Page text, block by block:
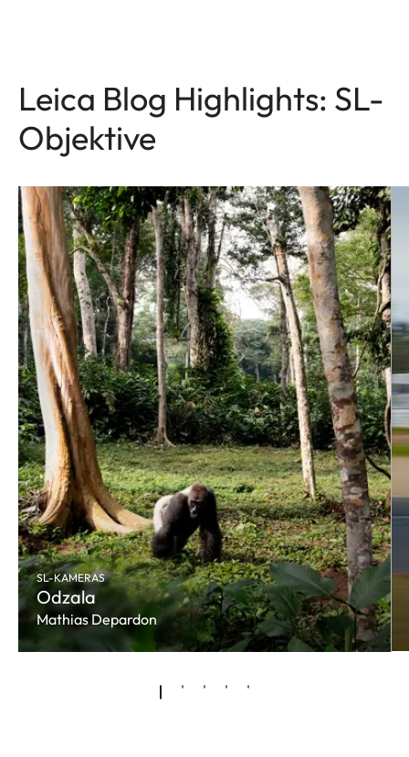
Leica Blog Highlights: SL-
Objektive
SL-KAMERAS
Odzala
Mathias Depardon